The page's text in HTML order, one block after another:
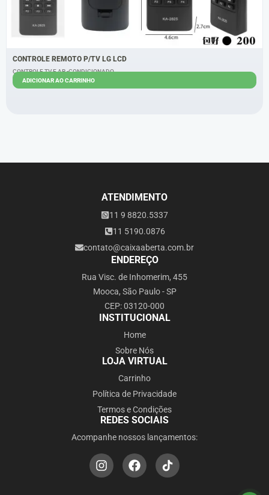
CONTROLE REMOTO P/TV LG LCD
CONTROLE TV E AR -CONDICIONADO
ADICIONAR AO CARRINHO
ATENDIMENTO
11 9 8820.5337
11 5190.0876
contato@caixaaberta.com.br
ENDEREÇO
Rua Visc. de Inhomerim, 455
Mooca, São Paulo - SP
CEP: 03120-000
INSTITUCIONAL
Home
Sobre Nós
LOJA VIRTUAL
Carrinho
Política de Privacidade
Termos e Condições
REDES SOCIAIS
Acompanhe nossos lançamentos: